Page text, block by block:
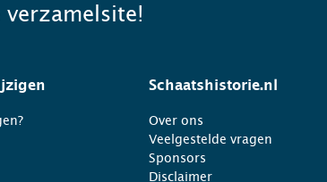
Schaatshistorie.nl
Over ons
Veelgestelde vragen
Sponsors
Disclaimer